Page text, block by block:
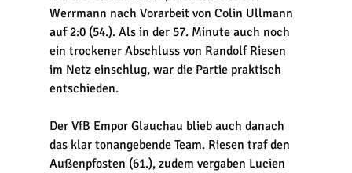
Werrmann nach Vorarbeit von Colin Ullmann
auf 2:0 (54.). Als in der 57. Minute auch noch
ein trockener Abschluss von Randolf Riesen
im Netz einschlug, war die Partie praktisch
entschieden.
Der VfB Empor Glauchau blieb auch danach
das klar tonangebende Team. Riesen traf den
Außenpfosten (61.), zudem vergaben Lucien